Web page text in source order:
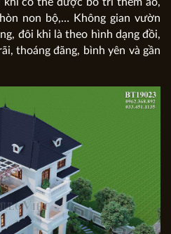
non bộ,… Không gian vườn
đôi khi là theo hình dạng đồi,
thoáng đãng, bình yên và gần